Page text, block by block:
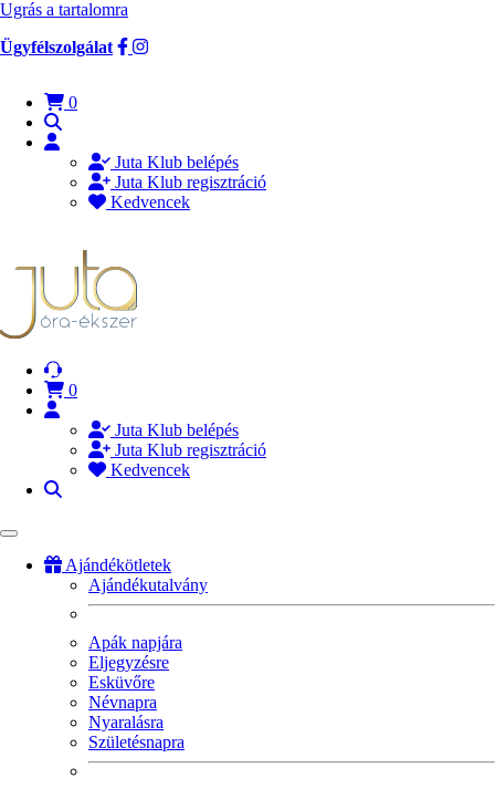
Ugrás a tartalomra
Ügyfélszolgálat
0
Juta Klub belépés
Juta Klub regisztráció
Kedvencek
0
Juta Klub belépés
Juta Klub regisztráció
Kedvencek
Ajándékötletek
Ajándékutalvány
Apák napjára
Eljegyzésre
Esküvőre
Névnapra
Nyaralásra
Születésnapra